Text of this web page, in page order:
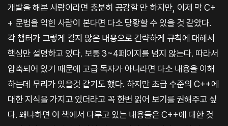
개발을 해본 사람이라면 충분히 공감할 만 하지만, 이제 막 C+
+ 문법을 익힌 사람이 본다면 다소 당황할 수 있을 것 같았다.
각 챕터가 그렇게 길지 않은 내용으로 간략하게 규칙에 대해서
핵심만 설명하고 있다. 보통 3~4페이지를 넘지 않는다. 따라서
압축되어 있기 때문에 고급 독자가 아니라면 다소 내용을 이해
하는데 무리가 있을것 같기도 했다. 하지만 초급 수준의 C++에
대한 지식을 가지고 있더라고 꼭 한번 읽어 보기를 권해주고 싶
다. 왜냐하면 이 책에서 다루고 있는 내용들은 C++에 대한 것